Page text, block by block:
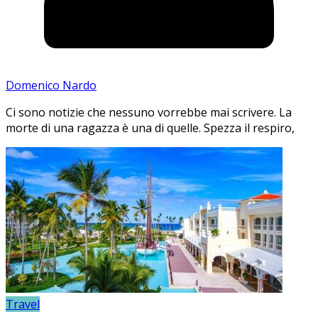
Domenico Nardo
Ci sono notizie che nessuno vorrebbe mai scrivere. La
morte di una ragazza è una di quelle. Spezza il respiro,
Travel